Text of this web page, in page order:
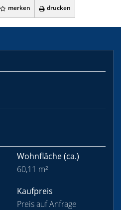
merken drucken
Wohnfläche(ca.)
60,11 m²
Kaufpreis
Preis auf Anfrage